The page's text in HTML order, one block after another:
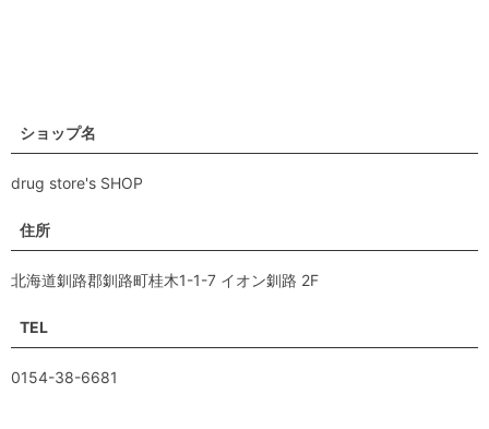
ショップ名
drug store's SHOP
住所
北海道釧路郡釧路町桂木1-1-7 イオン釧路 2F
TEL
0154-38-6681